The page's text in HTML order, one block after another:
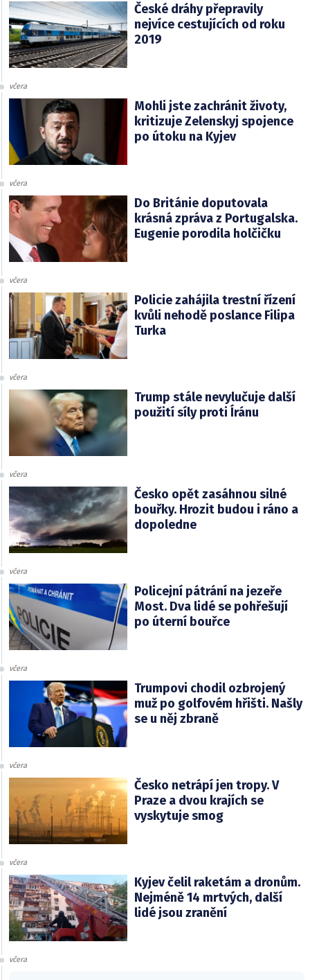
České dráhy přepravily
nejvíce cestujících od roku
2019
včera
Mohli jste zachránit životy,
kritizuje Zelenskyj spojence
po útoku na Kyjev
včera
Do Británie doputovala
krásná zpráva z Portugalska.
Eugenie porodila holčičku
včera
Policie zahájila trestní řízení
kvůli nehodě poslance Filipa
Turka
včera
Trump stále nevylučuje další
použití síly proti Íránu
včera
Česko opět zasáhnou silné
bouřky. Hrozit budou i ráno a
dopoledne
včera
Policejní pátrání na jezeře
Most. Dva lidé se pohřešují
po úterní bouřce
včera
Trumpovi chodil ozbrojený
muž po golfovém hřišti. Našly
se u něj zbraně
včera
Česko netrápí jen tropy. V
Praze a dvou krajích se
vyskytuje smog
včera
Kyjev čelil raketám a dronům.
Nejméně 14 mrtvých, další
lidé jsou zranění
včera